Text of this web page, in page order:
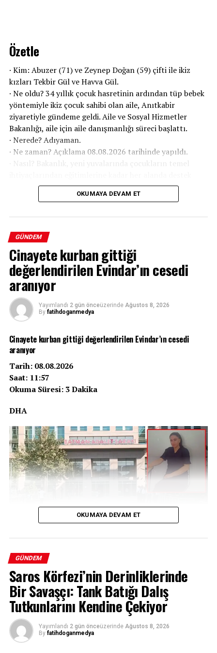
Özetle
· Kim: Abuzer (71) ve Zeynep Doğan (59) çifti ile ikiz
kızları Tekbir Gül ve Havva Gül.
· Ne oldu? 34 yıllık çocuk hasretinin ardından tüp bebek
yöntemiyle ikiz çocuk sahibi olan aile, Anıtkabir
ziyaretiyle gündeme geldi. Aile ve Sosyal Hizmetler
Bakanlığı, aile için aile danışmanlığı süreci başlattı.
· Nerede? Adıyaman.
· Ne zaman? Açıklama 08.08.2026 tarihinde yapıldı.
· Nasıl? Bakanlık, yeni yuvalarında çocukların temel
sağlayacak.
OKUMAYA DEVAM ET
GÜNDEM
Cinayete kurban gittiği
değerlendirilen Evindar’ın cesedi
aranıyor
Yayımlandı 2 gün önceüzerinde Ağustos 8, 2026
By fatihdoganmedya
Cinayete kurban gittiği değerlendirilen Evindar’ın cesedi
aranıyor
Tarih: 08.08.2026
Saat: 11:57
Okuma Süresi: 3 Dakika
DHA
Bir Yıllık Belirsizlik: Evindar Tiğrak’ın
Kaybı
Batman’da 7 Haziran 2025 tarihinden bu yana haber
alınamayan 31 yaşındaki Evindar Tiğrak için başlatılan
soruşturmada çarpıcı gelişmeler yaşandı. Uzun süredir
titizlikle yürütülen çalışmalar, kayıp kadının bir cinayete
kurban gitmiş olabileceği ihtimalini güçlendirirken,
OKUMAYA DEVAM ET
GÜNDEM
Saros Körfezi’nin Derinliklerinde
Bir Savaşçı: Tank Batığı Dalış
Tutkunlarını Kendine Çekiyor
Yayımlandı 2 gün önceüzerinde Ağustos 8, 2026
By fatihdoganmedya